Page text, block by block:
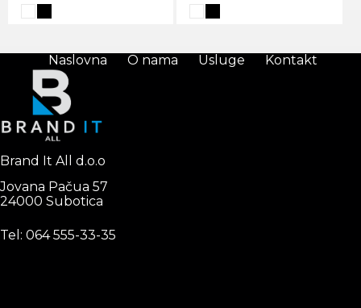
Naslovna O nama Usluge Kontakt
Brand It All d.o.o
Jovana Pačua 57
24000 Subotica
Tel: 064 555-33-35